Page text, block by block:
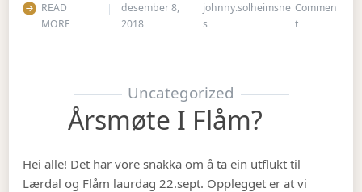
READ
MORE
desember 8,
2018
johnny.solheimsne
s
Commen
ton Julebordet
Uncategorized
Årsmøte I Flåm?
Hei alle! Det har vore snakka om å ta ein utflukt til
Lærdal og Flåm laurdag 22.sept. Opplegget er at vi